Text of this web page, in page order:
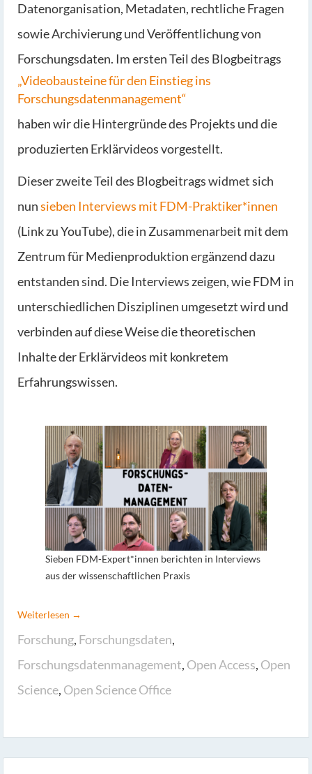
Datenorganisation, Metadaten, rechtliche Fragen
sowie Archivierung und Veröffentlichung von
Forschungsdaten. Im ersten Teil des Blogbeitrags
„Videobausteine für den Einstieg ins
Forschungsdatenmanagement“
haben wir die Hintergründe des Projekts und die
produzierten Erklärvideos vorgestellt.
Dieser zweite Teil des Blogbeitrags widmet sich
nunsieben Interviews mit FDM-Praktiker*innen
(Link zu YouTube), die in Zusammenarbeit mit dem
Zentrum für Medienproduktion ergänzend dazu
entstanden sind. Die Interviews zeigen, wie FDM in
unterschiedlichen Disziplinen umgesetzt wird und
verbinden auf diese Weise die theoretischen
Inhalte der Erklärvideos mit konkretem
Erfahrungswissen.
Sieben FDM-Expert*innen berichten in Interviews
aus der wissenschaftlichen Praxis
Weiterlesen →
Forschung, Forschungsdaten,
Forschungsdatenmanagement, Open Access, Open
Science, Open Science Office